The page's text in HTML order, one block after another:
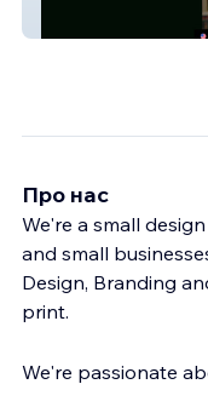
Про нас
We're a small
and small
Design, Branding
print.
We're passionate